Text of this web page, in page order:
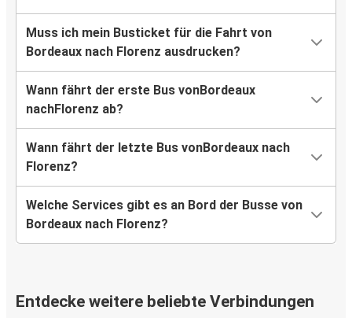
Muss ich mein Busticket für die Fahrt von
Bordeaux nach Florenz ausdrucken?
Wann fährt der erste Bus vonBordeaux
nachFlorenz ab?
Wann fährt der letzte Bus vonBordeaux nach
Florenz?
Welche Services gibt es an Bord der Busse von
Bordeaux nach Florenz?
Entdecke weitere beliebte Verbindungen